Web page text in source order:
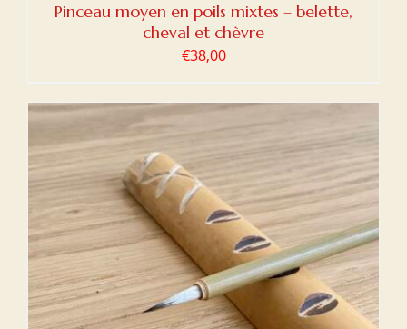
Pinceau moyen en poils mixtes – belette,
cheval et chèvre
€38,00